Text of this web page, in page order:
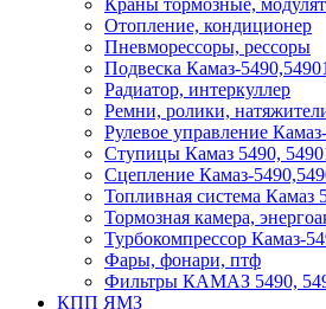
Краны тормозные,
Отопление, кондиционер
Пневморессоры, рессоры
Подвеска Камаз-5490,54901
Радиатор, интеркуллер
Ремни, ролики,
Рулевое управление
Ступицы Камаз 5490,
Сцепление Камаз-
Топливная система Камаз
Тормозная камера,
Турбокомпрессор Камаз-
Фары, фонари, птф
Фильтры КАМАЗ 5490,
КПП ЯМЗ